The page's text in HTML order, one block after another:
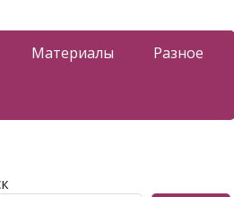
Материалы Разное